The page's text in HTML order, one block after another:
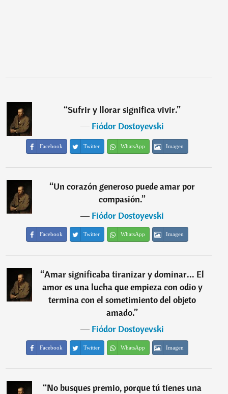
“Sufrir y llorar significa vivir.”
―Fiódor Dostoyevski
Facebook Twitter WhatsApp Imagen
“Un corazón generoso puede amar por
compasión.”
―Fiódor Dostoyevski
Facebook Twitter WhatsApp Imagen
“Amar significaba tiranizar y dominar... El
amor es una lucha que empieza con odio y
termina con el sometimiento del objeto
amado.”
―Fiódor Dostoyevski
Facebook Twitter WhatsApp Imagen
“No busques premio, porque tú tienes una